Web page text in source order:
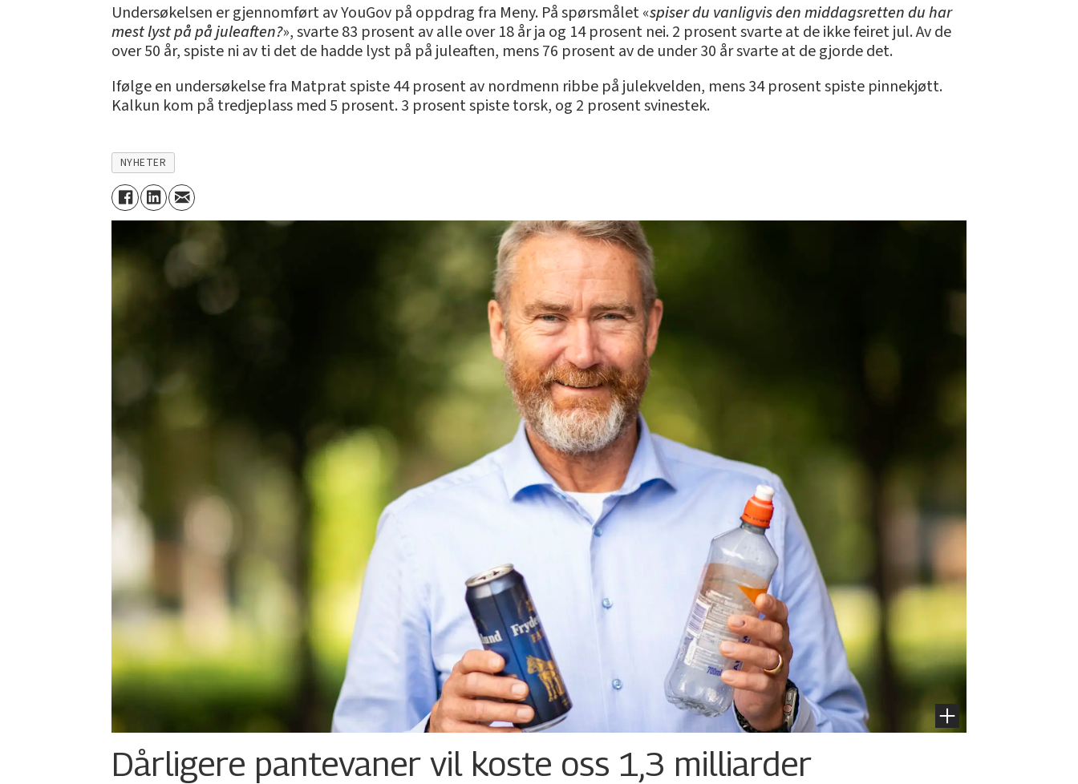
Undersøkelsen er gjennomført av YouGov på oppdrag fra Meny. På spørsmålet «spiser du vanligvis den middagsretten du har
mest lyst på på juleaften?», svarte 83 prosent av alle over 18 år ja og 14 prosent nei. 2 prosent svarte at de ikke feiret jul. Av de
over 50 år, spiste ni av ti det de hadde lyst på på juleaften, mens 76 prosent av de under 30 år svarte at de gjorde det.
Ifølge en undersøkelse fra Matprat spiste 44 prosent av nordmenn ribbe på julekvelden, mens 34 prosent spiste pinnekjøtt.
Kalkun kom på tredjeplass med 5 prosent. 3 prosent spiste torsk, og 2 prosent svinestek.
NYHETER
Dårligere pantevaner vil koste oss 1,3 milliarder